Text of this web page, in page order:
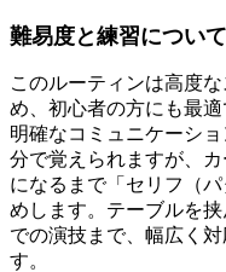
難易度と練習について
このルーティンは高度
め、初心者の方にも最
明確なコミュニケーシ
分で覚えられますが、
になるまで「セリフ（
めします。テーブルを
での演技まで、幅広く
す。